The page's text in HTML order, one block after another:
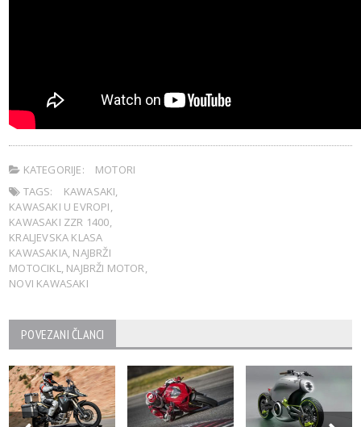
KATEGORIJE:
MOTORI
TAGS:
KAWASAKI,
KAWASAKI U EVROPI,
KAWASAKI ZZR 1400,
KRALJEVSKA KLASA
KAWASAKIA, NAJBRŽI
MOTOCIKL, NAJBRŽI MOTOR,
NOVI KAWASAKI
POVEZANI ČLANCI